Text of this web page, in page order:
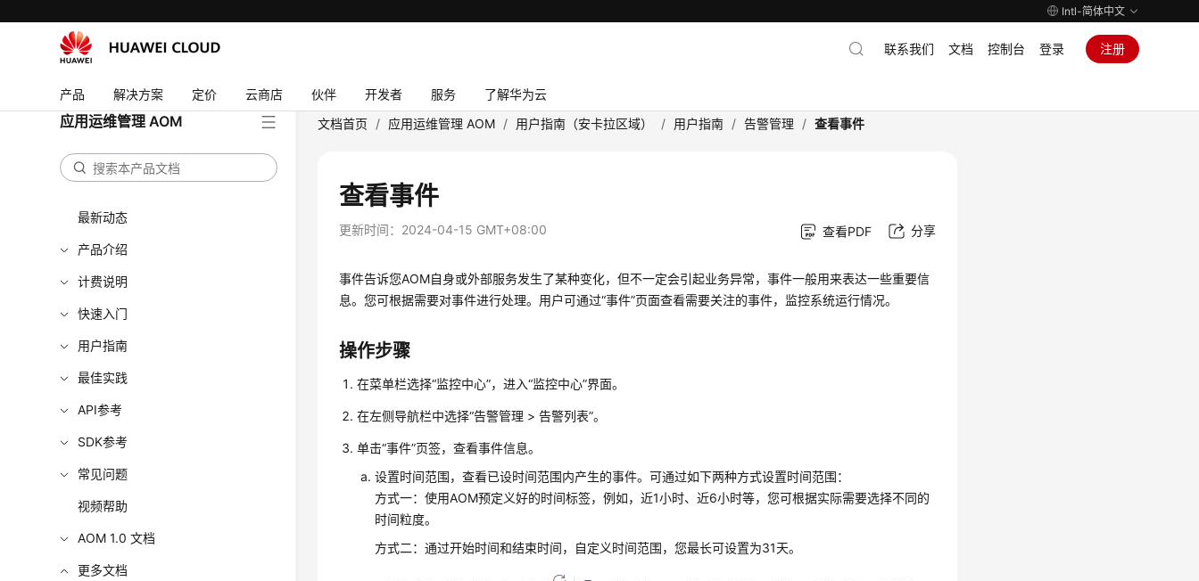
Intl-简体中文
产品 解决方案 定价 云商店 伙伴 开发者 服务 了解华为云
联系我们 文档 控制台 登录 注册
应用运维管理 AOM
最新动态
产品介绍
计费说明
快速入门
用户指南
最佳实践
API参考
SDK参考
常见问题
视频帮助
AOM 1.0 文档
更多文档
文档首页 / 应用运维管理 AOM / 用户指南（安卡拉区域） / 用户指南 / 告警管理 / 查看事件
查看事件
更新时间： 2024-04-15 GMT+08:00 查看PDF 分享
事件告诉您AOM自身或外部服务发生了某种变化，但不一定会引起业务异常，事件一般用来表达一些重要信
息。您可根据需要对事件进行处理。用户可通过“事件”页面查看需要关注的事件，监控系统运行情况。
操作步骤
在菜单栏选择“监控中心”，进入“监控中心”界面。
在左侧导航栏中选择“告警管理 > 告警列表”。
单击“事件”页签，查看事件信息。
设置时间范围，查看已设时间范围内产生的事件。可通过如下两种方式设置时间范围：
方式一：使用AOM预定义好的时间标签，例如，近1小时、近6小时等，您可根据实际需要选择不同的
时间粒度。
方式二：通过开始时间和结束时间，自定义时间范围，您最长可设置为31天。